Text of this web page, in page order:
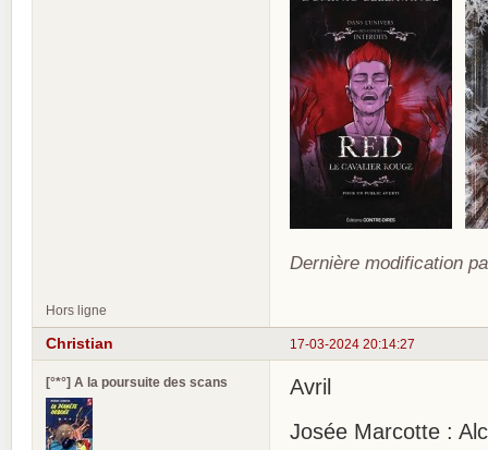
Dernière modification
Hors ligne
17-03-2024 20:14:27
Christian
[°*°] A la poursuite des scans
Avril
Josée Marcotte :